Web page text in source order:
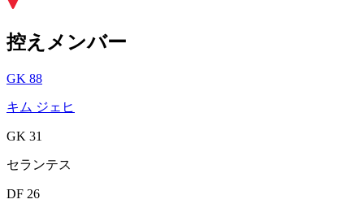
控えメンバー
GK 88
キム ジェヒ
GK 31
セランテス
DF 26